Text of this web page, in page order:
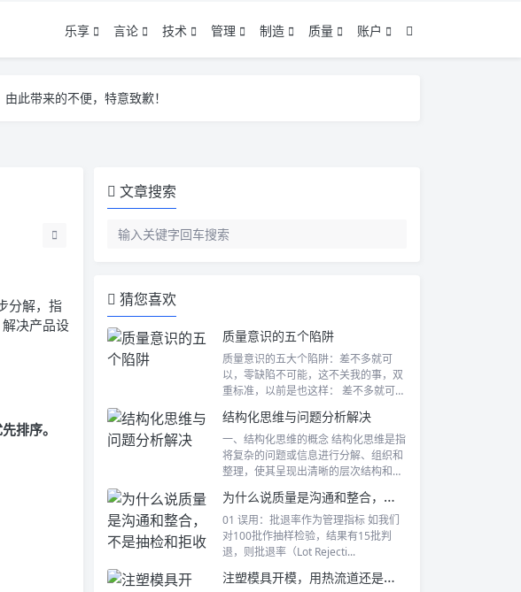
乐享 言论 技术 管理 制造 质量
账户
此带来的不便，特意致歉！
此带来的不便，特意致歉！
分解，指
决产品设
排序。
文章搜索
猜您喜欢
质量意识的五个陷阱
质量意识的五大个陷阱：差不多就可
以，零缺陷不可能，这不关我的事，双
重标准，以前是也这样： 差不多就可以
结构化思维与问题分析解决
一、结构化思维的概念 结构化思维是指
将复杂的问题或信息进行分解、组织和
整理，使其呈现出清晰的层次结构和逻
为什么说质量是沟通和整合，不是抽检和拒收
01 误用：批退率作为管理指标 如我们
对100批作抽样检验，结果有15批判
退，则批退率（Lot Rejecti...
注塑模具开模，用热流道还是冷流道？不清楚这些别瞎选